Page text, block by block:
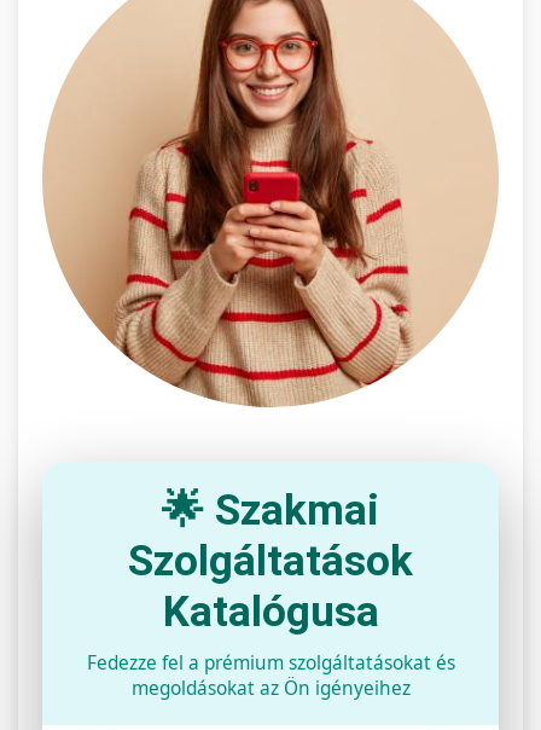
🌟 Szakmai
Szolgáltatások
Katalógusa
Fedezze fel a prémium szolgáltatásokat és
megoldásokat az Ön igényeihez